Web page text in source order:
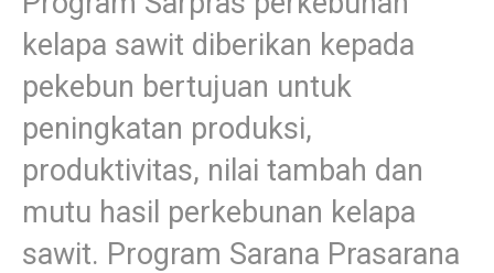
kelapa sawit diberikan kepada
pekebun bertujuan untuk
peningkatan produksi,
produktivitas, nilai tambah dan
mutu hasil perkebunan kelapa
sawit. Program Sarana Prasarana